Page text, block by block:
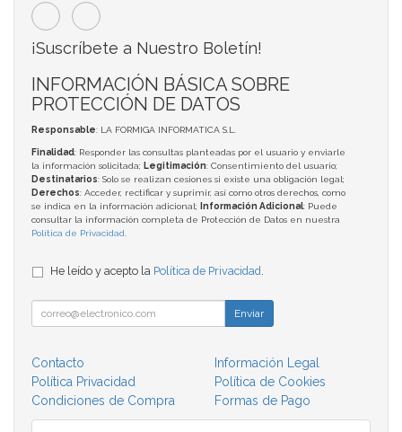
¡Suscríbete a Nuestro Boletín!
INFORMACIÓN BÁSICA SOBRE
PROTECCIÓN DE DATOS
Responsable: LA FORMIGA INFORMATICA S.L.
Finalidad: Responder las consultas planteadas por el usuario y enviarle
la información solicitada; Legitimación: Consentimiento del usuario;
Destinatarios: Solo se realizan cesiones si existe una obligación legal;
Derechos: Acceder, rectificar y suprimir, así como otros derechos, como
se indica en la información adicional;
Información Adicional: Puede
consultar la información completa de Protección de Datos en nuestra
Política de Privacidad.
He leído y acepto la Política de Privacidad.
Enviar
Contacto
Información Legal
Política Privacidad
Política de Cookies
Condiciones de Compra
Formas de Pago